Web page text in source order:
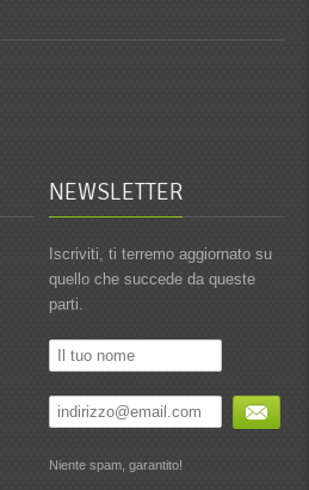
NEWSLETTER
Iscriviti, ti terremo aggiornato su
quello che succede da queste
parti.
Niente spam, garantito!